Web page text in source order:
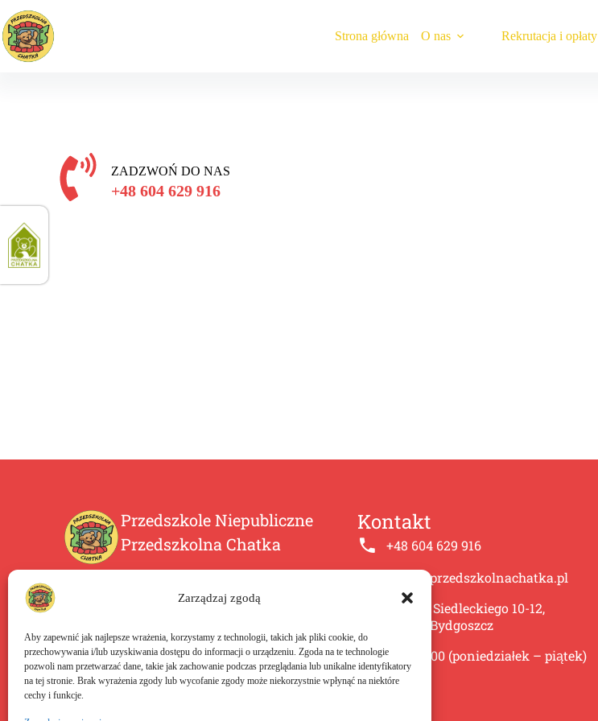
Zarządzaj zgodą
Aby zapewnić jak najlepsze wrażenia, korzystamy z technologii, takich jak pliki cookie, do
przechowywania i/lub uzyskiwania dostępu do informacji o urządzeniu. Zgoda na te technologie
pozwoli nam przetwarzać dane, takie jak zachowanie podczas przeglądania lub unikalne identyfikatory
na tej stronie. Brak wyrażenia zgody lub wycofanie zgody może niekorzystnie wpłynąć na niektóre
cechy i funkcje.
Strona główna O nas Rekrutacja i opłaty
ZADZWOŃ DO NAS
+48 604 629 916
Przedszkole Niepubliczne
Przedszkolna Chatka
Bydgoszczy na osiedlu Wyżyny. Rekrutacja trwa
Kontakt
+48 604 629 916
biuro@przedszkolnachatka.pl
ul. A.G. Siedleckiego 10-12,
85-868 Bydgoszcz
6:00-17:00 (poniedziałek – piątek)